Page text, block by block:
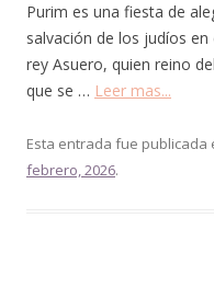
Purim es una fiesta de
salvación de los judíos
rey Asuero, quien reino
que se … Leer mas...
Esta entrada fue publicada
febrero, 2026.